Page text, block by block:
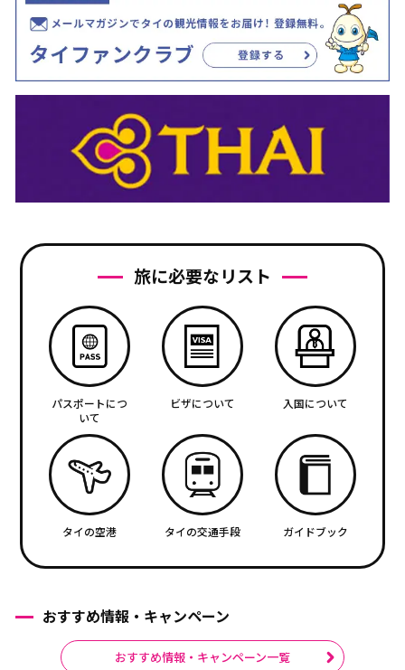
旅に必要なリスト
パスポートにつ
いて
ビザについて 入国について
タイの空港 タイの交通手段 ガイドブック
おすすめ情報・キャンペーン
おすすめ情報・キャンペーン一覧